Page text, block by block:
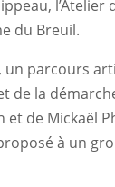
l’Atelier
du Breuil.
un parcours
de la
et de Mickaël
à un